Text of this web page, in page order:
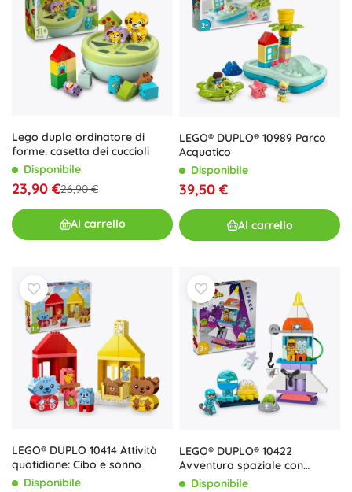
Lego duplo ordinatore di
forme: casetta dei cuccioli
Disponibile
23,90 €26,90 €
Al carrello
LEGO® DUPLO® 10989 Parco
Acquatico
Disponibile
39,50 €
Al carrello
LEGO® DUPLO 10414 Attività
quotidiane: Cibo e sonno
Disponibile
LEGO® DUPLO® 10422
Avventura spaziale con
navetta 3 in 1
Disponibile